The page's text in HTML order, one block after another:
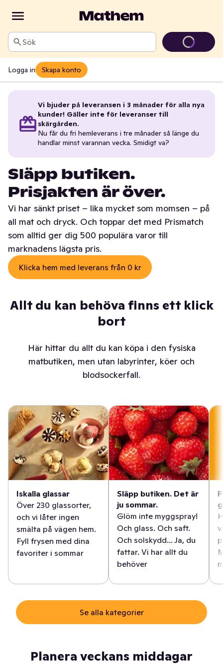
Sök
Logga in Skapa konto
Vi bjuder på leveransen i 3 månader för alla nya
kunder! Gäller inte för leveranser till
skärgården.
Nu får du fri hemleverans i tre månader så länge du
handlar minst varannan vecka. Smidigt va?
Släpp butiken.
Prisjakten är över.
Vi har sänkt priset – lika mycket som momsen – på
all mat och dryck. Och toppar det med Prismatch
som alltid ger dig 500 populära varor till
marknadens lägsta pris.
Klicka hem med leverans från 0 kr
Allt du kan behöva finns ett klick
bort
Här hittar du allt du kan köpa i den fysiska
matbutiken, men utan labyrinter, köer och
blodsockerfall.
Iskalla glassar
Över 230 glassorter,
och vi låter ingen
smälta på vägen hem.
Fyll frysen med dina
favoriter i sommar
Släpp butiken. Det är
ju sommar.
Glöm inte myggspray!
Och glass. Och saft.
Och solskydd... Ja, du
fattar. Vi har allt du
behöver
Se alla kategorier
Planera veckans middagar